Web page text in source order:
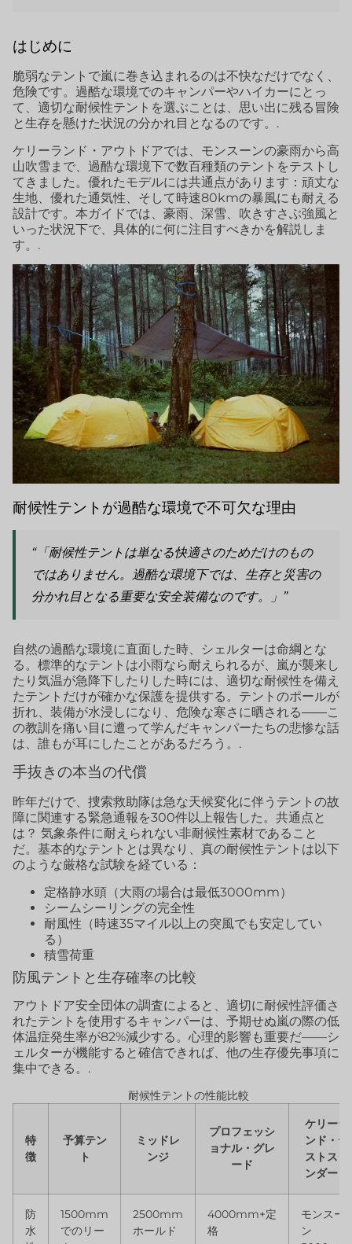
はじめに
脆弱なテントで嵐に巻き込まれるのは不快なだけでなく、
危険です。過酷な環境でのキャンパーやハイカーにとっ
て、適切な耐候性テントを選ぶことは、思い出に残る冒険
と生存を懸けた状況の分かれ目となるのです。.
ケリーランド・アウトドアでは、モンスーンの豪雨から高
山吹雪まで、過酷な環境下で数百種類のテントをテストし
てきました。優れたモデルには共通点があります：頑丈な
生地、優れた通気性、そして時速80kmの暴風にも耐える
設計です。本ガイドでは、豪雨、深雪、吹きすさぶ強風と
いった状況下で、具体的に何に注目すべきかを解説しま
す。.
耐候性テントが過酷な環境で不可欠な理由
“「耐候性テントは単なる快適さのためだけのもの
ではありません。過酷な環境下では、生存と災害の
分かれ目となる重要な安全装備なのです。」”
自然の過酷な環境に直面した時、シェルターは命綱とな
る。標準的なテントは小雨なら耐えられるが、嵐が襲来し
たり気温が急降下したりした時には、適切な耐候性を備え
たテントだけが確かな保護を提供する。テントのポールが
折れ、装備が水浸しになり、危険な寒さに晒される――こ
の教訓を痛い目に遭って学んだキャンパーたちの悲惨な話
は、誰もが耳にしたことがあるだろう。.
手抜きの本当の代償
昨年だけで、捜索救助隊は急な天候変化に伴うテントの故
障に関連する緊急通報を300件以上報告した。共通点と
は？ 気象条件に耐えられない非耐候性素材であること
だ。基本的なテントとは異なり、真の耐候性テントは以下
のような厳格な試験を経ている：
定格静水頭（大雨の場合は最低3000mm）
シームシーリングの完全性
耐風性（時速35マイル以上の突風でも安定してい
る）
積雪荷重
防風テントと生存確率の比較
アウトドア安全団体の調査によると、適切に耐候性評価さ
れたテントを使用するキャンパーは、予期せぬ嵐の際の低
体温症発生率が82%減少する。心理的影響も重要だ——シ
ェルターが機能すると確信できれば、他の生存優先事項に
集中できる。.
耐候性テントの性能比較
特
徴
予算テン
ト
ミッドレ
ンジ
プロフェッシ
ョナル・グレ
ード
ケリーラ
ンド・テ
ストスタ
ンダード
防
水
1500mm
でのリー
2500mm
ホールド
4000mm+定
格
モンスー
ン